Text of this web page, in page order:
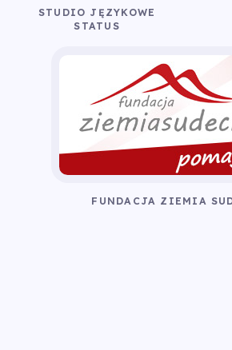
STUDIO JĘZYKOWE
STATUS
FUNDACJA ZIEMIA